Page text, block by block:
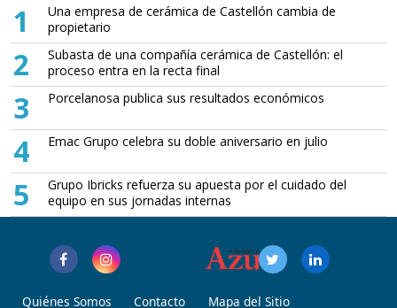
1
Una empresa de cerámica de Castellón cambia de
propietario
2
Subasta de una compañía cerámica de Castellón: el
proceso entra en la recta final
3 Porcelanosa publica sus resultados económicos
4 Emac Grupo celebra su doble aniversario en julio
5
Grupo Ibricks refuerza su apuesta por el cuidado del
equipo en sus jornadas internas
Quiénes Somos Contacto Mapa del Sitio